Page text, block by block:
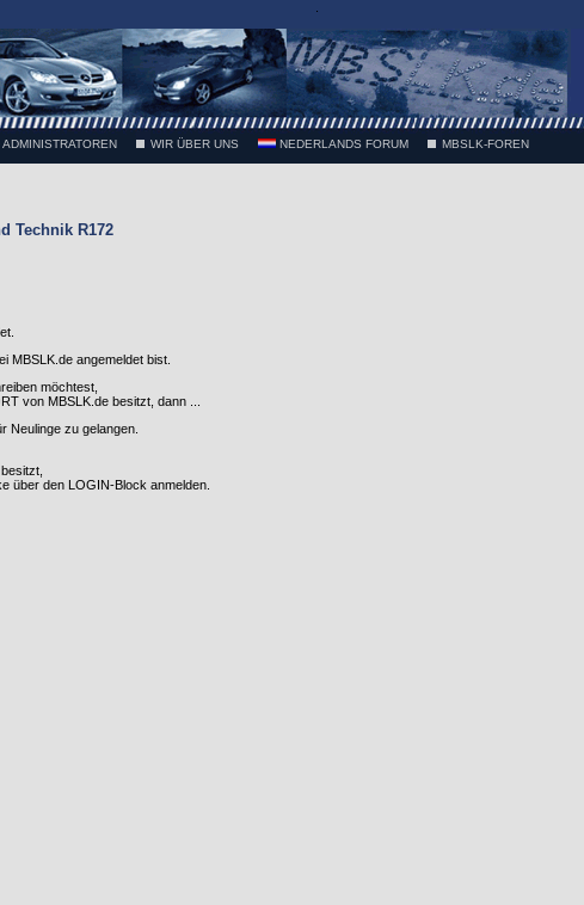
ADMINISTRATOREN WIR ÜBER UNS NEDERLANDS FORUM MBSLK-FOREN
Technik R172
MBSLK.de angemeldet bist.
möchtest,
von MBSLK.de besitzt, dann ...
Neulinge zu gelangen.
über den LOGIN-Block anmelden.